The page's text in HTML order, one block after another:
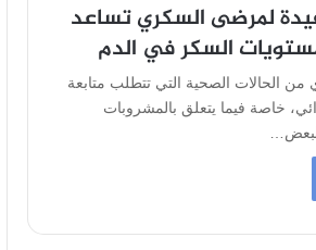
لمرضى السكري تساعد
السكر في الدم
الحالات الصحية التي تتطلب متابعة
خاصة فيما يتعلق بالمشروبات